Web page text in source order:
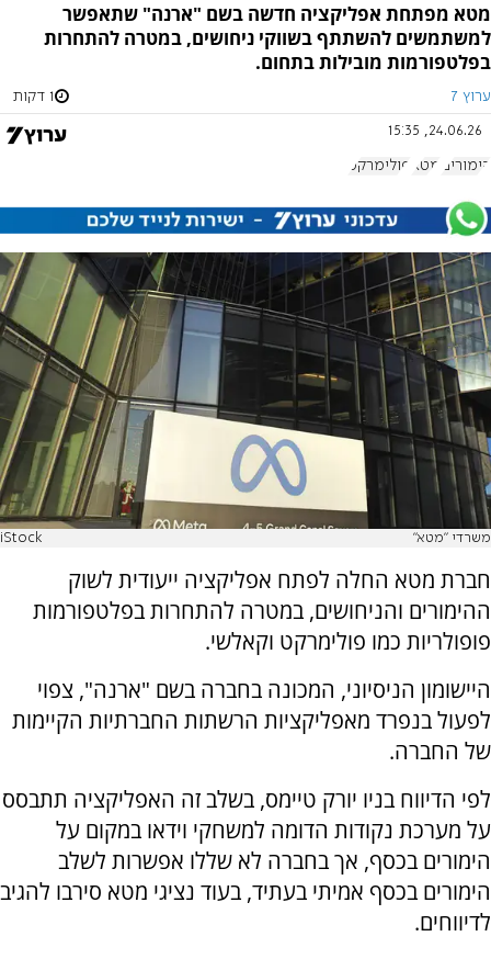
מטא מפתחת אפליקציה חדשה בשם "ארנה" שתאפשר
למשתמשים להשתתף בשווקי ניחושים, במטרה להתחרות
בפלטפורמות מובילות בתחום.
ערוץ 7 1 דקות
24.06.26, 15:35
הימורים מטא פולימרקט
משרדי "מטא" iStock
חברת מטא החלה לפתח אפליקציה ייעודית לשוק
ההימורים והניחושים, במטרה להתחרות בפלטפורמות
פופולריות כמו פולימרקט וקאלשי.
היישומון הניסיוני, המכונה בחברה בשם "ארנה", צפוי
לפעול בנפרד מאפליקציות הרשתות החברתיות הקיימות
של החברה.
לפי הדיווח בניו יורק טיימס, בשלב זה האפליקציה תתבסס
על מערכת נקודות הדומה למשחקי וידאו במקום על
הימורים בכסף, אך בחברה לא שללו אפשרות לשלב
הימורים בכסף אמיתי בעתיד, בעוד נציגי מטא סירבו להגיב
לדיווחים.